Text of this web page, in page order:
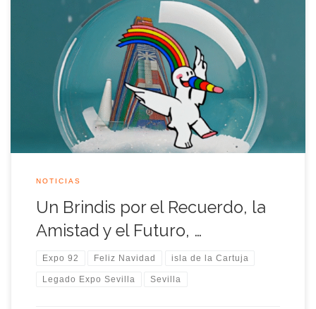
Queridos compañeros, amigos y colaboradores de la
Asociación Legado Expo Sevilla, A medida que el año se
acerca a su fin, y las luces de la Navidad comienzan a iluminar
nuestras calles y hogares, es el momento perfecto para
detenernos un instante, mirar atrás con gratitud y celebrar
todo lo […]
NOTICIAS
Un Brindis por el Recuerdo, la
Amistad y el Futuro, …
Expo 92 Feliz Navidad isla de la Cartuja
Legado Expo Sevilla Sevilla